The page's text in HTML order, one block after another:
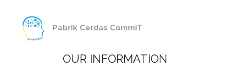
Pabrik Cerdas CommIT
OUR INFORMATION